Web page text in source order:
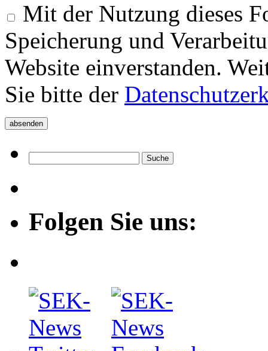
Mit der Nutzung dieses
Speicherung und
Website einverstanden.
Sie bitte der
Folgen Sie uns: